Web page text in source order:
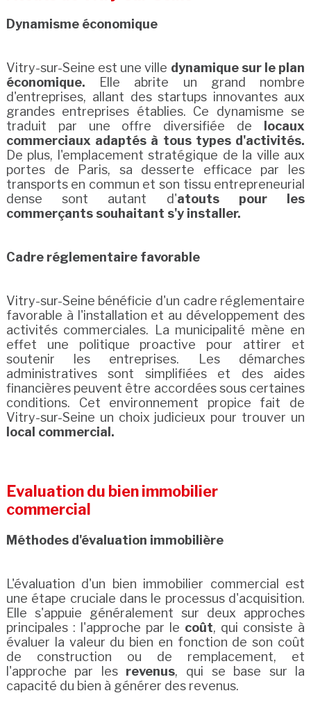
Dynamisme économique
Vitry-sur-Seine est une ville dynamique sur le plan
économique. Elle abrite un grand nombre
d'entreprises, allant des startups innovantes aux
grandes entreprises établies. Ce dynamisme se
traduit par une offre diversifiée de
locaux
commerciaux adaptés à tous types d'activités.
De plus, l'emplacement stratégique de la ville aux
portes de Paris, sa desserte efficace par les
transports en commun et son tissu entrepreneurial
dense sont autant d'atouts pour les
commerçants souhaitant s'y installer.
Cadre réglementaire favorable
Vitry-sur-Seine bénéficie d'un cadre réglementaire
favorable à l'installation et au développement des
activités commerciales. La municipalité mène en
effet une politique proactive pour attirer et
soutenir les entreprises. Les démarches
administratives sont simplifiées et des aides
financières peuvent être accordées sous certaines
conditions. Cet environnement propice fait de
Vitry-sur-Seine un choix judicieux pour trouver un
local commercial.
Evaluation du bien immobilier
commercial
Méthodes d'évaluation immobilière
L'évaluation d'un bien immobilier commercial est
une étape cruciale dans le processus d'acquisition.
Elle s'appuie généralement sur deux approches
principales : l'approche par le coût, qui consiste à
évaluer la valeur du bien en fonction de son coût
de construction ou de remplacement, et
l'approche par les revenus, qui se base sur la
capacité du bien à générer des revenus.